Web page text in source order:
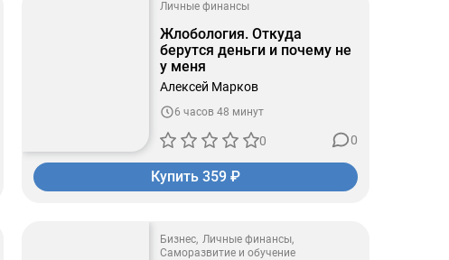
Личные финансы
Жлобология. Откуда
берутся деньги и почему не
у меня
Алексей Марков
6 часов 48 минут
0 0
Купить 359 ₽
Бизнес Личные финансы
Саморазвитие и обучение